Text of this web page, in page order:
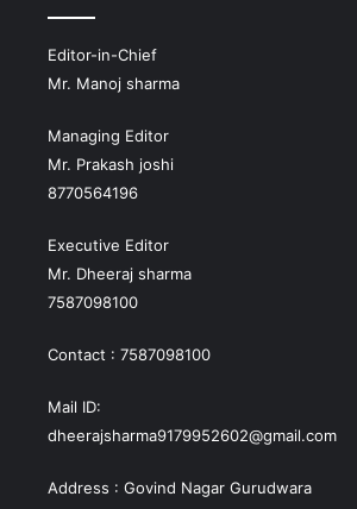
Editor-in-Chief
Mr. Manoj sharma
Managing Editor
Mr. Prakash joshi
8770564196
Executive Editor
Mr. Dheeraj sharma
7587098100
Contact : 7587098100
Mail ID:
dheerajsharma9179952602@gmail.com
Address : Govind Nagar Gurudwara